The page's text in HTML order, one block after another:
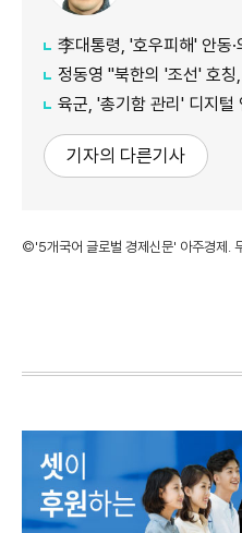
李대통령, '호우피해' 안동·의
정동영 "북한의 '조선' 호칭, 통
육군, '총기함 관리' 디지
기자의 다른기사
©'5개국어 글로벌 경제신문' 아주경제.